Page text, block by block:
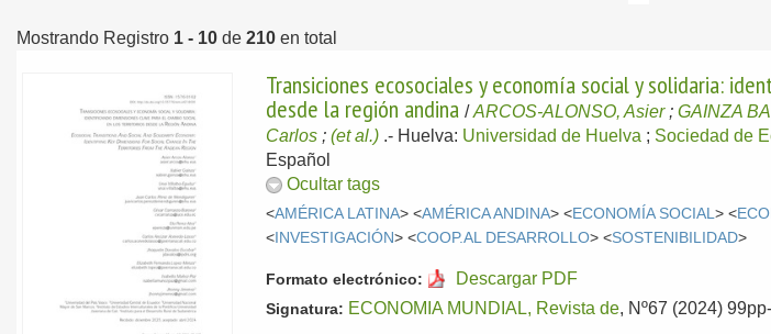
Mostrando Registro 1 - 10 de 210 en total
Transiciones ecosociales y economía social y solidaria:
desde la región andina/ARCOS-ALONSO, Asier;GAINZA
Carlos ;(et al.) .- Huelva: Universidad de Huelva ; Sociedad de
Español
Ocultar tags
<AMÉRICA LATINA> <AMÉRICA ANDINA> <ECONOMÍA SOCIAL> <
<INVESTIGACIÓN> <COOP.AL DESARROLLO> <SOSTENIBILIDAD>
Formato electrónico: Descargar PDF
Signatura: ECONOMIA MUNDIAL, Revista de, Nº67 (2024)